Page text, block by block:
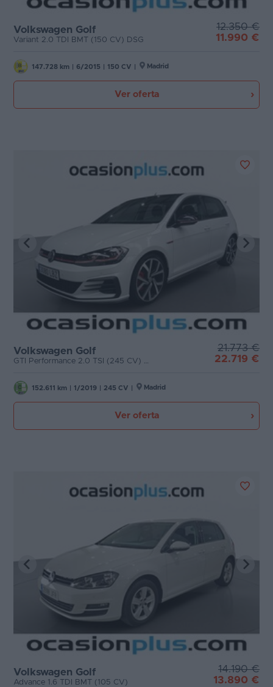
Volkswagen Golf
Variant 2.0 TDI BMT (150 CV) DSG
12.350 €
11.990 €
147.728 km 6/2015 150 CV Madrid
Ver oferta
Volkswagen Golf
GTI Performance 2.0 TSI (245 CV) DSG
21.773 €
22.719 €
152.611 km 1/2019 245 CV Madrid
Ver oferta
Volkswagen Golf
Advance 1.6 TDI BMT (105 CV)
14.190 €
13.890 €